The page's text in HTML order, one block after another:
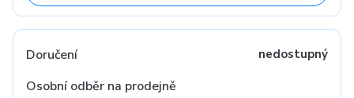
Doručení nedostupný
Osobní odběr na prodejně